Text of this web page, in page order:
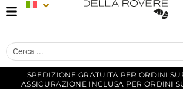
SPEDIZIONE GRATUITA PER ORDINI
ASSICURAZIONE INCLUSA PER ORDINI